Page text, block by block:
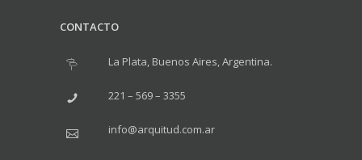
CONTACTO
La Plata, Buenos Aires, Argentina.
221 – 569 – 3355
info@arquitud.com.ar